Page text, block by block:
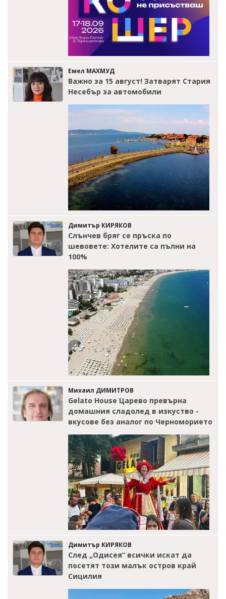
Емел МАХМУД
Важно за 15 август! Затварят Стария
Несебър за автомобили
Димитър КИРЯКОВ
Слънчев бряг се пръска по
шевовете: Хотелите са пълни на
100%
Михаил ДИМИТРОВ
Gelato House Царево превърна
домашния сладолед в изкуство -
вкусове без аналог по Черноморието
Димитър КИРЯКОВ
След „Одисея“ всички искат да
посетят този малък остров край
Сицилия